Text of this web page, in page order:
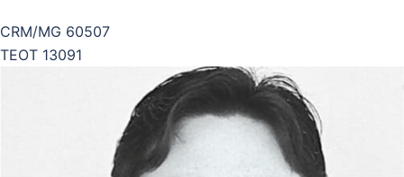
CRM/MG 60507
TEOT 13091